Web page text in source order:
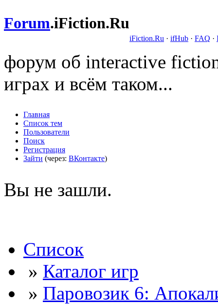
Forum.iFiction.Ru
iFiction.Ru · ifHub · FAQ ·
форум об interactive
играх и всём таком...
Главная
Список тем
Пользователи
Поиск
Регистрация
Зайти (через: ВКонтакте)
Вы не зашли.
Список
» Каталог игр
» Паровозик 6: